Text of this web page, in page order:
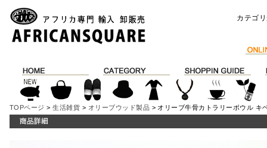
カテゴ
TOPページ >生活雑貨 > オリーブウッド製品 > オリーブ牛骨カトラリーボウル キ